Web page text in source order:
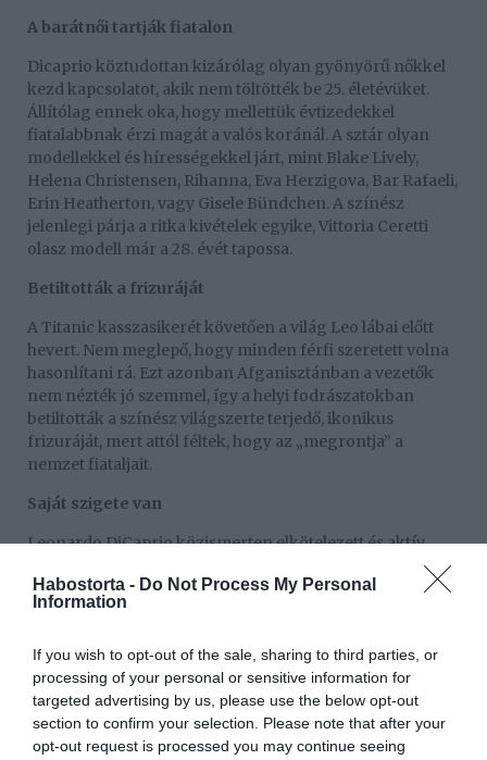
Habostorta - Do Not Process My Personal
Information
If you wish to opt-out of the sale, sharing to third parties, or
processing of your personal or sensitive information for
targeted advertising by us, please use the below opt-out
section to confirm your selection. Please note that after your
opt-out request is processed you may continue seeing
A barátnői tartják fiatalon
Dicaprio köztudottan kizárólag olyan gyönyörű nőkkel
kezd kapcsolatot, akik nem töltötték be 25. életévüket.
Állítólag ennek oka, hogy mellettük évtizedekkel
fiatalabbnak érzi magát a valós koránál. A sztár olyan
modellekkel és hírességekkel járt, mint Blake Lively,
Helena Christensen, Rihanna, Eva Herzigova, Bar Rafaeli,
Erin Heatherton, vagy Gisele Bündchen. A színész
jelenlegi párja a ritka kivételek egyike, Vittoria Ceretti
olasz modell már a 28. évét tapossa.
Betiltották a frizuráját
A Titanic kasszasikerét követően a világ Leo lábai előtt
hevert. Nem meglepő, hogy minden férfi szeretett volna
hasonlítani rá. Ezt azonban Afganisztánban a vezetők
nem nézték jó szemmel, így a helyi fodrászatokban
betiltották a színész világszerte terjedő, ikonikus
frizuráját, mert attól féltek, hogy az „megrontja” a
nemzet fiataljait.
Saját szigete van
Leonardo DiCaprio közismerten elkötelezett és aktív
környezetvédő. Belize partjainál vásárolt egy jelentős
méretű szigetet, amelyet megmentett azzal, hogy
környezetbarát üdülőhellyé alakította. Ez a világ első
kipusztított fákat, természetvédelmi területté
nyilvánították a területének felét, megvédik a hatalmas
korallzátony-rendszerét, és egyedülálló lamantin-
állományát.